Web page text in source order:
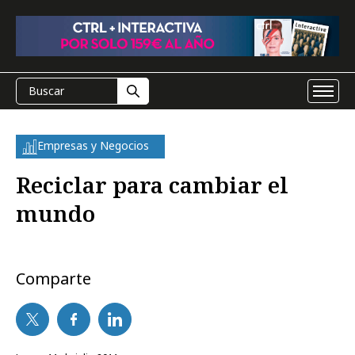
Empresas y Negocios
Reciclar para cambiar el
mundo
Comparte